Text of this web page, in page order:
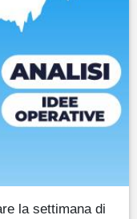
la settimana di